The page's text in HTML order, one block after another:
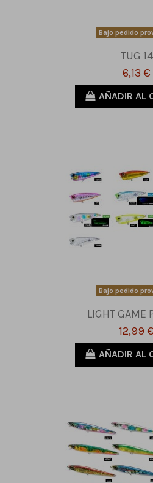
Bajo pedido
TUG 14
6,13 €
AÑADIR AL
Bajo pedido
LIGHT GAME
12,99 €
AÑADIR AL